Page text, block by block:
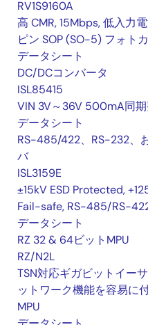
RV1S9160A
高 CMR, 15Mbps, 低入力
ピン SOP (SO-5) フォト
データシート
DC/DCコンバータ
ISL85415
VIN 3V～36V 500mA同
データシート
RS-485/422、RS-232、
バ
ISL3159E
±15kV ESD Protected,
Fail-safe, RS-485/RS-
データシート
RZ 32 & 64ビットMPU
RZ/N2L
TSN対応ギガビットイー
ットワーク機能を容易に
MPU